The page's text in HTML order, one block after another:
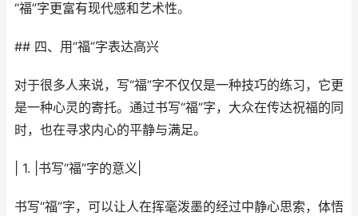
“福”字更富有现代感和艺术性。
## 四、用“福”字表达高兴
对于很多人来说，写“福”字不仅仅是一种技巧的练习，它更
是一种心灵的寄托。通过书写“福”字，大众在传达祝福的同
时，也在寻求内心的平静与满足。
| 1. |书写“福”字的意义|
书写“福”字，可以让人在挥毫泼墨的经过中静心思索，体悟